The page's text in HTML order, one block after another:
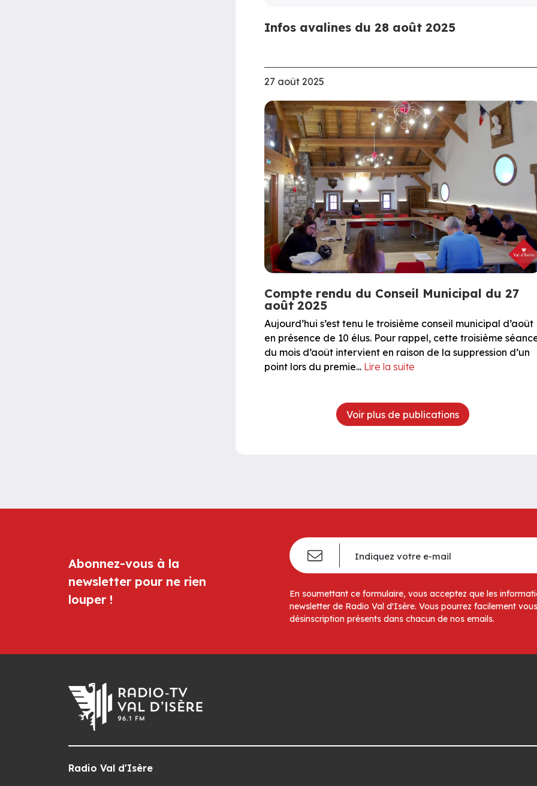
Infos avalines du 28 août 2025
27 août 2025
Compte rendu du Conseil Municipal du 27
août 2025
Aujourd’hui s’est tenu le troisième conseil municipal d’août
en présence de 10 élus. Pour rappel, cette troisième
du mois d’août intervient en raison de la suppression d’un
point lors du premie... Lire la suite
Voir plus de publications
Abonnez-vous à la
newsletter pour ne rien
louper !
En soumettant ce formulaire, vous acceptez que les
newsletter de Radio Val d'Isère. Vous pourrez facilement
désinscription présents dans chacun de nos emails.
Radio Val d'Isère